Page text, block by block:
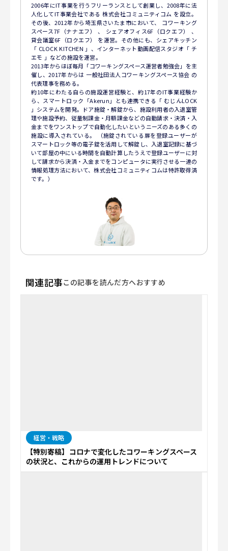
2006年にIT事業を行うフリーランスとして創業し、2008年に法
人化してIT事業会社である 株式会社コミュニティコム を設立。
その後、2012年から埼玉県さいたま市において、 コワーキング
スペース7F（ナナエフ） 、 シェアオフィス6F（ロクエフ） 、
貸会議室6F（ロクエフ） を運営。その他にも、シェアキッチン
「 CLOCK KITCHEN 」、インターネット動画配信スタジオ「 チ
エモ 」などの施設を運営。
2013年からほぼ毎月「コワーキングスペース運営者勉強会」を主
催し、2017年からは 一般社団法人コワーキングスペース協会 の
代表理事を務める。
約10年にわたる自らの施設運営経験と、約17年のIT事業経験か
ら、スマートロック「Akerun」とも連携できる「 むじんLOCK
」システムを開発。ドア施錠・解錠から、施設利用者の入退室管
理や施設予約、従量制課金・月額課金などの自動請求・決済・入
金までをワンストップで自動化したいというニーズのある多くの
施設に導入されている。 （施錠されている扉を登録ユーザーが
スマートロック等の電子錠を活用して解錠し、入退室記録に基づ
いて部屋の中にいる時間を自動計算したうえで登録ユーザーに対
して請求から決済・入金までをコンピュータに実行させる一連の
情報処理方法において、株式会社コミュニティコムは特許取得済
です。）
関連記事この記事を読んだ方へおすすめ
経営・戦略
【特別寄稿】コロナで変化したコワーキングスペース
の状況と、これからの運用トレンドについて